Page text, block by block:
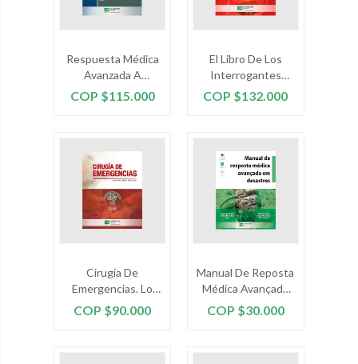
Respuesta Médica
Avanzada A
Desastres Manual
Para Proveedores.
Precio
COP $115.000
El Libro De Los
Interrogantes
Acerca Del ACV
Precio
COP $132.000
Cirugía De
Emergencias. Lo
Que Todo Médico
Debe Saber
Precio
COP $90.000
Manual De Reposta
Médica Avançada
Em Desastres. En
Portugués
Precio
COP $30.000